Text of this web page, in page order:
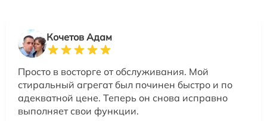
Кочетов Адам
Просто в восторге от обслуживания. Мой
стиральный агрегат был починен быстро и по
адекватной цене. Теперь он снова исправно
выполняет свои функции.